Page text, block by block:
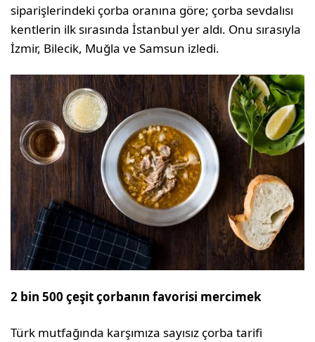
siparişlerindeki çorba oranına göre; çorba sevdalısı
kentlerin ilk sırasında İstanbul yer aldı. Onu sırasıyla
İzmir, Bilecik, Muğla ve Samsun izledi.
2 bin 500 çeşit çorbanın favorisi mercimek
Türk mutfağında karşımıza sayısız çorba tarifi